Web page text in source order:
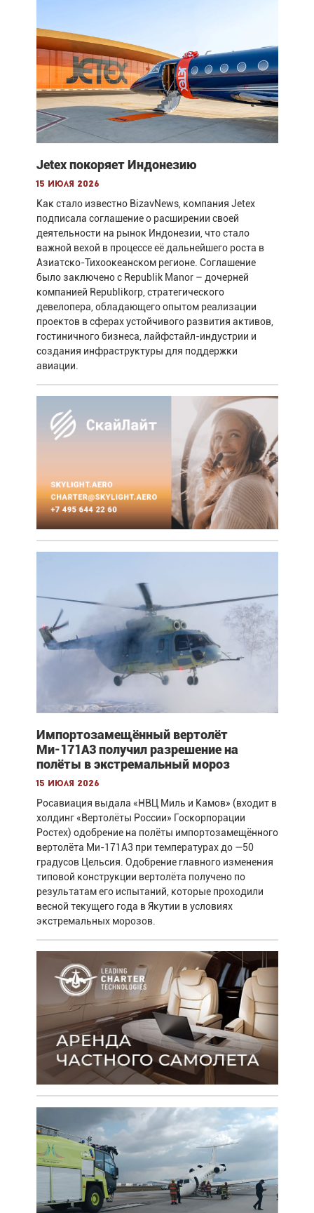
Jetex покоряет Индонезию
15 июля 2026
Как стало известно BizavNews, компания Jetex
подписала соглашение о расширении своей
деятельности на рынок Индонезии, что стало
важной вехой в процессе её дальнейшего роста в
Азиатско-Тихоокеанском регионе. Соглашение
было заключено с Republik Manor – дочерней
компанией Republikorp, стратегического
девелопера, обладающего опытом реализации
проектов в сферах устойчивого развития активов,
гостиничного бизнеса, лайфстайл-индустрии и
создания инфраструктуры для поддержки
авиации.
Импортозамещённый вертолёт
Ми-171А3 получил разрешение на
полёты в экстремальный мороз
15 июля 2026
Росавиация выдала «НВЦ Миль и Камов» (входит в
холдинг «Вертолёты России» Госкорпорации
Ростех) одобрение на полёты импортозамещённого
вертолёта Ми-171А3 при температурах до —50
градусов Цельсия. Одобрение главного изменения
типовой конструкции вертолёта получено по
результатам его испытаний, которые проходили
весной текущего года в Якутии в условиях
экстремальных морозов.